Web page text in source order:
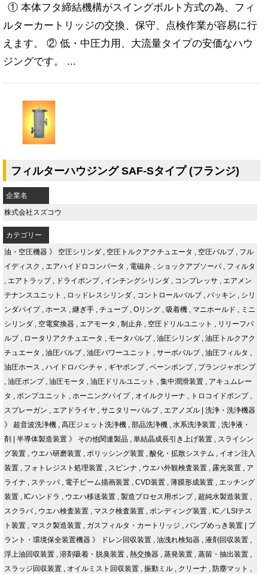
① 本体フタ締結機構がスイングボルト方式の為、フィ
ルターカートリッジの交換、保守、点検作業が容易に行
えます。 ② 低・中圧力用、大流量タイプの安価なハウ
ジングです。 ...
フィルターハウジング SAF-Sタイプ (フランジ)
企業名
株式会社スズコウ
カテゴリー
油・空圧機器 》 空圧シリンダ , 空圧トルクアクチュエータ , 空圧バルブ , フル
イディスク , エアハイドロコンバータ , 電磁弁 , ショックアブソーバ, フィルタ
, エアトラップ, ドライポンプ, インチングシリンダ , コンプレッサ , エアメン
テナンスユニット , ロッドレスシリンダ , コントロールバルブ , パッキン , シリ
ンダパイプ, ホース , 継ぎ手 , チューブ , Oリング , 吸着機 , マニホールド , ミニ
シリンダ , 空電変換器 , エアモータ , 制止弁 , 空圧ドリルユニット , リリーフバ
ルブ , ロータリアクチュエータ , モータバルブ , 油圧シリンダ , 油圧トルクアク
チュエータ , 油圧バルブ , 油圧パワーユニット , サーボバルブ , 油圧フィルタ ,
油圧ホース , ハイドロパンチャ , ギヤポンプ, ベーンポンプ, プランジャポンプ
, 油圧ポンプ, 油圧モータ , 油圧ドリルユニット , 集中潤滑装置 , アキュムレー
タ , ポンプユニット , ホーニングパイプ, オイルクリーナ , トロコイドポンプ,
スプレーガン , エアドライヤ , サニタリーバルブ , エアノズル
洗浄・洗浄機器
》 超音波洗浄機 , 高圧ジェット洗浄機 , 部品洗浄機 , 水系洗浄装置 , 洗浄液・
剤
半導体製造装置 》 その他関連製品 , 単結晶成長引き上げ装置 , スライシン
グ装置 , ウエハ研磨装置 , ポリッシング装置 , 酸化・拡散システム , イオン注入
装置 , フォトレジスト処理装置 , スピンナ , ウエハ外観検査装置 , 露光装置 , ア
ライナ , ステッパ , 電子ビーム描画装置 , CVD装置 , 薄膜形成装置 , エッチング
装置 , ICハンドラ , ウエハ移送装置 , 製造プロセス用ポンプ, 超純水製造装置 ,
スクラバ, ウエハ検査装置 , マスク検査装置 , ボンディング装置 , IC／LSIテス
ト装置 , マスク製造装置 , ガスフィルタ・カートリッジ , バンプめっき装置
プ
ラント・環境保全装置機器 》 ドレン回収装置 , 油洩れ検知器 , 液剤回収装置 ,
浮上油回収装置 , 溶剤吸着・脱臭装置 , 熱交換器 , 蒸発装置 , 蒸留・抽出装置 ,
スラッジ回収装置 , オイルミスト回収装置 , 振動ミル , クリーナ , 防塵マット ,